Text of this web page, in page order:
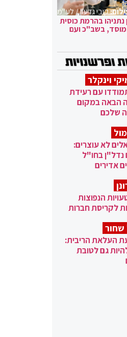
קובי גדעון / לע"מ
בהרמת כוסית
בשב"כ ועם
וינקלר
עם רעידת
הבאה במקום
שלכם
לא עוצרים:
נדל"ן בחו"ל
אדירים
הטעויות הנפוצות
לקריסת חברות
שחור
העלאת הריבית:
גם לטובת